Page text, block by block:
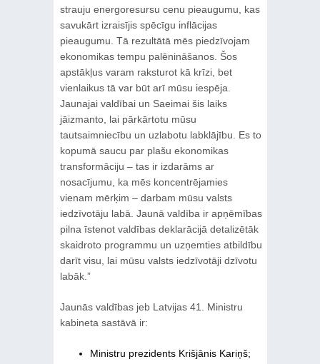
strauju energoresursu cenu pieaugumu, kas
savukārt izraisījis spēcīgu inflācijas
pieaugumu. Tā rezultātā mēs piedzīvojam
ekonomikas tempu palēnināšanos. Šos
apstākļus varam raksturot kā krīzi, bet
vienlaikus tā var būt arī mūsu iespēja.
Jaunajai valdībai un Saeimai šis laiks
jāizmanto, lai pārkārtotu mūsu
tautsaimniecību un uzlabotu labklājību. Es to
kopumā saucu par plašu ekonomikas
transformāciju – tas ir izdarāms ar
nosacījumu, ka mēs koncentrējamies
vienam mērķim – darbam mūsu valsts
iedzīvotāju labā. Jaunā valdība ir apņēmības
pilna īstenot valdības deklarācijā detalizētāk
skaidroto programmu un uzņemties atbildību
darīt visu, lai mūsu valsts iedzīvotāji dzīvotu
labāk.”
Jaunās valdības jeb Latvijas 41. Ministru
kabineta sastāvā ir:
Ministru prezidents Krišjānis Kariņš;